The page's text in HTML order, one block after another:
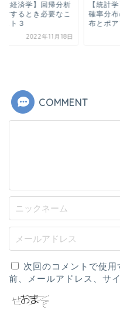
析
こ
【統計学】【エクセル】
確率分布の種類｜二項分
布とポアソン分布の比較
2022年9月24日
COMMENT
次回のコメントで使
前、メールアドレス、サ